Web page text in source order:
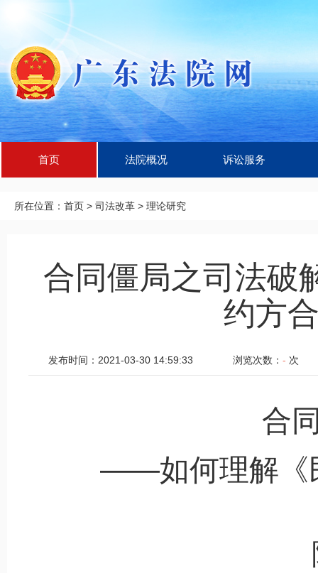
首页 法院概况 诉讼服务
所在位置： 首页 > 司法改革 > 理论研究
合同僵局之司法
约方
发布时间：2021-03-30 14:59:33 浏览次数： - 次
合
——如何理解《